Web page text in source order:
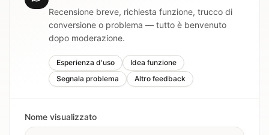
Recensione breve, richiesta funzione, trucco di
conversione o problema — tutto è benvenuto
dopo moderazione.
Esperienza d'uso
Idea funzione
Segnala problema
Altro feedback
Nome visualizzato